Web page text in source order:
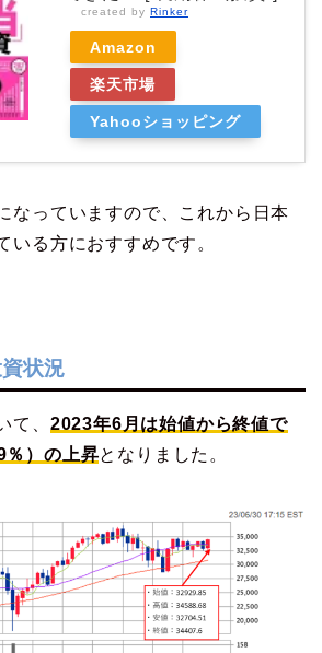
created by Rinker
Amazon
楽天市場
Yahooショッピング
なっていますので、これから日本
いる方におすすめです。
状況
て、 2023年6月は始値から終値で
％）の上昇となりました。